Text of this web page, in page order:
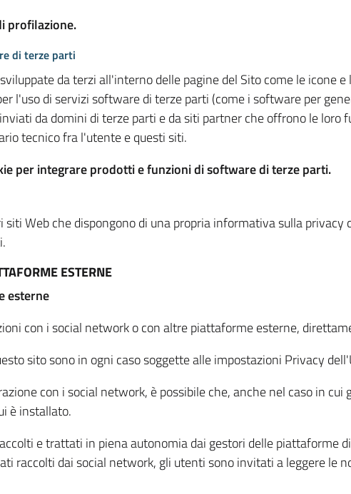
profilazione.
di terze parti
da terzi all'interno delle pagine del Sito come le icone
l'uso di servizi software di terze parti (come i software per
da domini di terze parti e da siti partner che offrono le loro
tecnico fra l'utente e questi siti.
per integrare prodotti e funzioni di software di terze parti.
Web che dispongono di una propria informativa sulla privacy
ESTERNE
esterne
con i social network o con altre piattaforme esterne,
sito sono in ogni caso soggette alle impostazioni Privacy
con i social network, è possibile che, anche nel caso in
è installato.
e trattati in piena autonomia dai gestori delle piattaforme
raccolti dai social network, gli utenti sono invitati a leggere le